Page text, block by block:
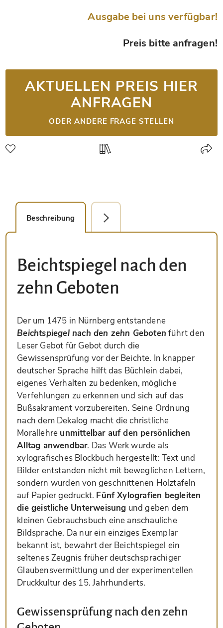
Ausgabe bei uns verfügbar!
Preis bitte anfragen!
AKTUELLEN PREIS HIER
ANFRAGEN
ODER ANDERE FRAGE STELLEN
Beschreibung Faksimile-Editionen (1)
Beichtspiegel nach den
zehn Geboten
Der um 1475 in Nürnberg entstandene
Beichtspiegel nach den zehn Geboten führt den
Leser Gebot für Gebot durch die
Gewissensprüfung vor der Beichte. In knapper
deutscher Sprache hilft das Büchlein dabei,
eigenes Verhalten zu bedenken, mögliche
Verfehlungen zu erkennen und sich auf das
Bußsakrament vorzubereiten. Seine Ordnung
nach dem Dekalog macht die christliche
Morallehre unmittelbar auf den persönlichen
Alltag anwendbar. Das Werk wurde als
xylografisches Blockbuch hergestellt: Text und
Bilder entstanden nicht mit beweglichen Lettern,
sondern wurden von geschnittenen Holztafeln
auf Papier gedruckt. Fünf Xylografien begleiten
die geistliche Unterweisung und geben dem
kleinen Gebrauchsbuch eine anschauliche
Bildsprache. Da nur ein einziges Exemplar
bekannt ist, bewahrt der Beichtspiegel ein
seltenes Zeugnis früher deutschsprachiger
Glaubensvermittlung und der experimentellen
Druckkultur des 15. Jahrhunderts.
Gewissensprüfung nach den zehn